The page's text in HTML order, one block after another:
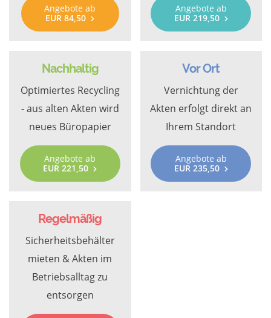
Angebote ab
EUR 84,50
Angebote ab
EUR 219,50
Nachhaltig
Optimiertes Recycling
- aus alten Akten wird
neues Büropapier
Angebote ab
EUR 221,50
Vor Ort
Vernichtung der
Akten erfolgt direkt an
Ihrem Standort
Angebote ab
EUR 235,50
Regelmäßig
Sicherheitsbehälter
mieten & Akten im
Betriebsalltag zu
entsorgen